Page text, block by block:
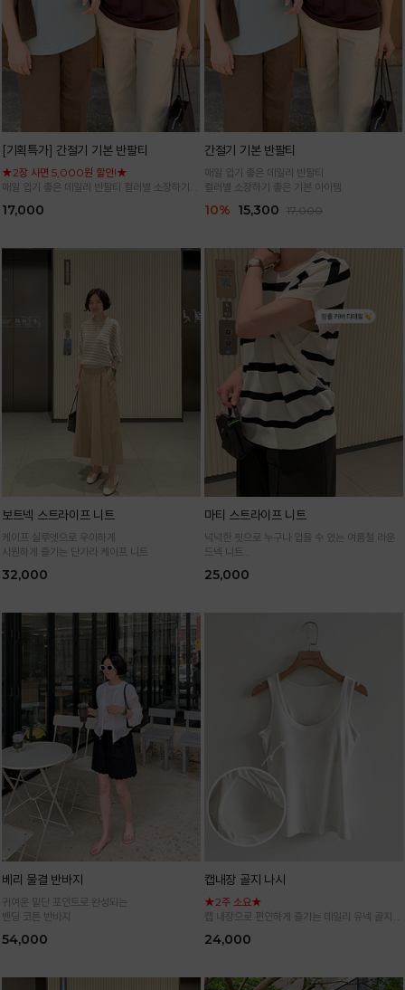
[기획특가] 간절기 기본 반팔티
★2장 사면 5,000원 할인!★
매일 입기 좋은 데일리 반팔티 컬러별 소장하기
17,000
간절기 기본 반팔티
매일 입기 좋은 데일리 반팔티
컬러별 소장하기 좋은 기본 아이템
10% 15,300 17,000
보트넥 스트라이프 니트
케이프 실루엣으로 우아하게
시원하게 즐기는 단가라 케이프 니트
32,000
마티 스트라이프 니트
넉넉한 핏으로 누구나 입을 수 있는 여름철 라운
드넥 니트
입어요
25,000
베리 물결 반바지
귀여운 밑단 포인트로 완성되는
밴딩 코튼 반바지
54,000
캡내장 골지 나시
★2주 소요★
캡 내장으로 편안하게 즐기는 데일리 유넥 골지
24,000